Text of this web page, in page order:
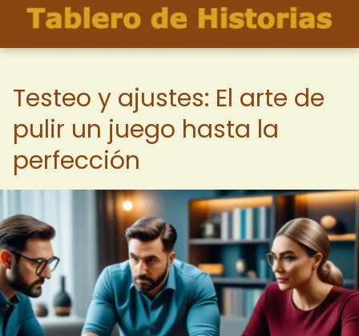
Testeo y ajustes: El arte de
pulir un juego hasta la
perfección